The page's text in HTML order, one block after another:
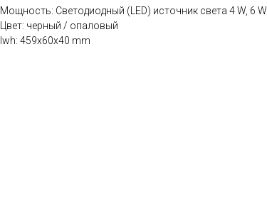
Мощность: Светодиодный (LED) источник света 4 W, 6 W
Цвет: черный / опаловый
lwh: 459x60x40 mm